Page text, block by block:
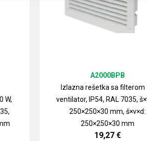
W,
Izlazna rešetka sa filterom
ventilator, IP54, RAL 7035,
250×250×30 mm, š×v×d:
250×250×30 mm
A2000BPB
19,27 €